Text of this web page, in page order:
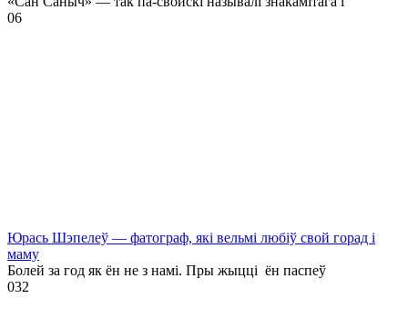
06
Юрась Шэпелеў — фатограф, які вельмі любіў свой горад і
маму
Болей за год як ён не з намі. Пры жыцці ён паспеў
032